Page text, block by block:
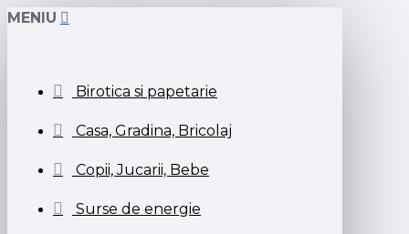
MENIU
Birotica si papetarie
Casa, Gradina, Bricolaj
Copii, Jucarii, Bebe
Surse de energie